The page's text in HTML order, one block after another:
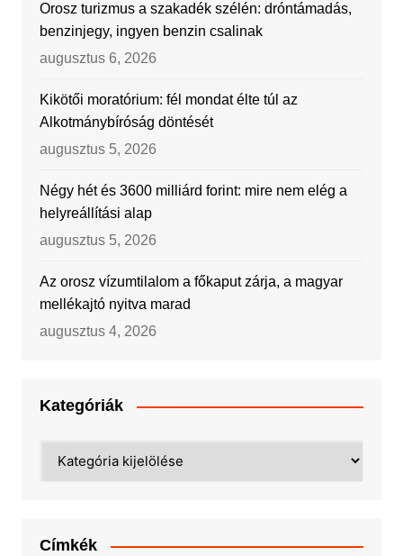
Orosz turizmus a szakadék szélén: dróntámadás,
benzinjegy, ingyen benzin csalinak
augusztus 6, 2026
Kikötői moratórium: fél mondat élte túl az
Alkotmánybíróság döntését
augusztus 5, 2026
Négy hét és 3600 milliárd forint: mire nem elég a
helyreállítási alap
augusztus 5, 2026
Az orosz vízumtilalom a főkaput zárja, a magyar
mellékajtó nyitva marad
augusztus 4, 2026
Kategóriák
Címkék